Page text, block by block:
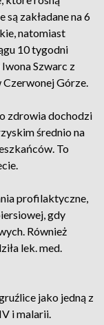
zakładane na 6
natomiast
10 tygodni
Szwarc z
Górze.
zdrowia dochodzi
średnio na
To
profilaktyczne,
gdy
Również
lek. med.
jako jedną z
i malarii.